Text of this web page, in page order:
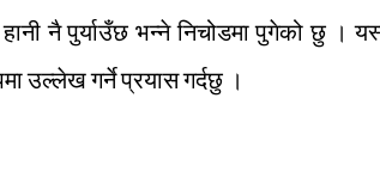
नै पुर्याउँछ भन्ने निचोडमा पुगेको छु ।
उल्लेख गर्ने प्रयास गर्दछु ।